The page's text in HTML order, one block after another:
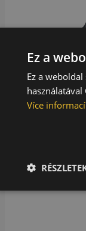
SR
Ez a
Ez a
Více informací